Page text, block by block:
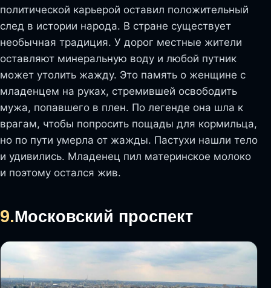
политической карьерой оставил положительный
след в истории народа. В стране существует
необычная традиция. У дорог местные жители
оставляют минеральную воду и любой путник
может утолить жажду. Это память о женщине с
младенцем на руках, стремившей освободить
мужа, попавшего в плен. По легенде она шла к
врагам, чтобы попросить пощады для кормильца,
но по пути умерла от жажды. Пастухи нашли тело
и удивились. Младенец пил материнское молоко
и поэтому остался жив.
9.Московский проспект